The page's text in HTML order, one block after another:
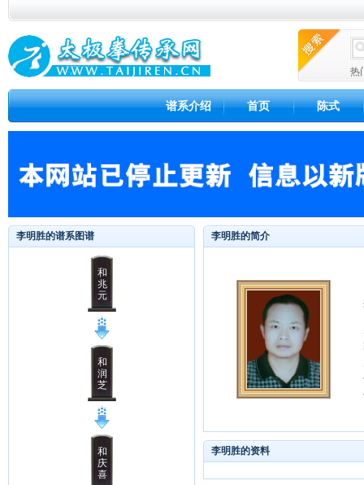
热
谱系介绍 首页 陈式
李明胜的谱系图谱
和
兆
元
和
润
芝
和
庆
喜
李明胜的简介
李明胜的资料